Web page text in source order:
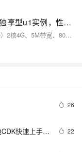
阿里云服务器2核4G5M199元解析：独享型u1实例，性能、适用场景、购买和续费规则介绍
阿里云通用算力型u1实例（ecs.u1-c1m2.large）2核4G、5M带宽、80G ESSD Entry云盘，活动特惠价仅199元/年（官网价3498.36元），企业新老用户同享，续费同价至2027年3月31日，每人限购1台。该实例采用独享型架构，搭载Intel至强可扩展处理器，内网带宽1Gbit/s、收发包30万PPS、云盘IOPS 1万，性能稳定，适合企业官网、中小Web应用、轻量数据库及开发测试等场景。
26
快速上手指
22